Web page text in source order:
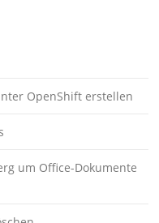
OpenShift erstellen
um Office-Dokumente